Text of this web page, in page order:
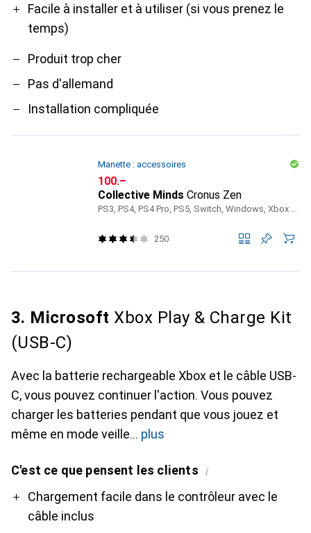
Facile à installer et à utiliser (si vous prenez le
temps)
Produit trop cher
Pas d'allemand
Installation compliquée
Manette : accessoires
CHF
100.–
Collective Minds Cronus Zen
PS3, PS4, PS4 Pro, PS5, Switch, Windows, Xbox 360, Xbox One S, Xbox One X, Xbox Series S, Xbox Series X
250
3. Microsoft Xbox Play & Charge Kit
(USB-C)
Avec la batterie rechargeable Xbox et le câble USB-
C, vous pouvez continuer l'action. Vous pouvez
charger les batteries pendant que vous jouez et
même en mode veille
plus
C'est ce que pensent les clients i
ProChargement facile dans le contrôleur avec le
câble inclus
Contre